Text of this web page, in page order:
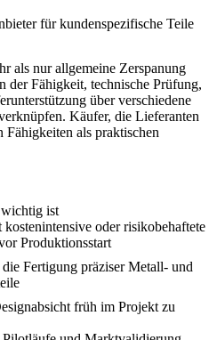
für kundenspezifische Teile
als nur allgemeine Zerspanung
der Fähigkeit, technische Prüfung,
über verschiedene
Käufer, die Lieferanten
Fähigkeiten als praktischen
ist
oder risikobehaftete
Produktionsstart
Fertigung präziser Metall- und
früh im Projekt zu